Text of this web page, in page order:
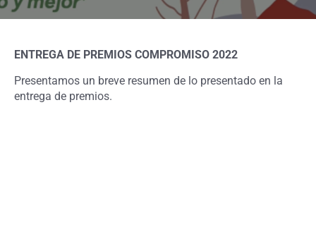
ENTREGA DE PREMIOS COMPROMISO 2022
Presentamos un breve resumen de lo presentado en la
entrega de premios.